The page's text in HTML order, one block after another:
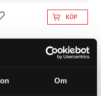
Om
till i favoriterKÖP